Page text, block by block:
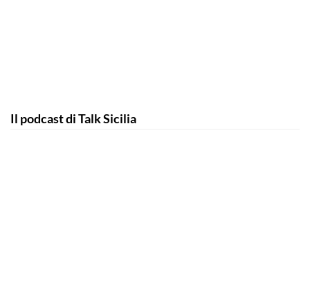
Il podcast di Talk Sicilia